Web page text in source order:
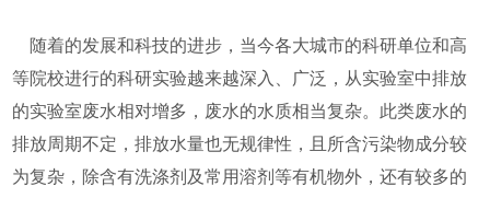
随着的发展和科技的进步，当今各大城市的科研单位和高
等院校进行的科研实验越来越深入、广泛，从实验室中排放
的实验室废水相对增多，废水的水质相当复杂。此类废水的
排放周期不定，排放水量也无规律性，且所含污染物成分较
为复杂，除含有洗涤剂及常用溶剂等有机物外，还有较多的